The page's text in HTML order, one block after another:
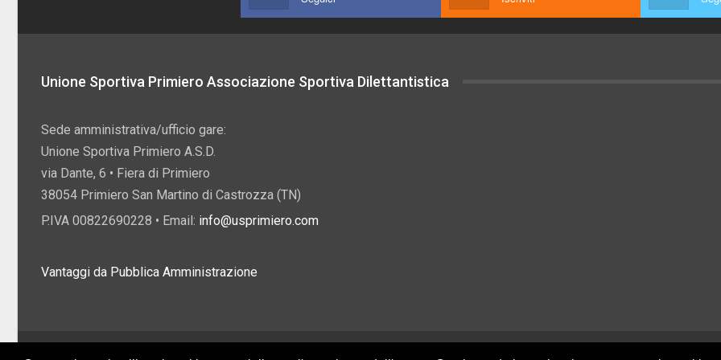
Unione Sportiva Primiero Associazione Sportiva Dilettantistica
Sede amministrativa/ufficio gare:
Unione Sportiva Primiero A.S.D.
via Dante, 6 • Fiera di Primiero
38054 Primiero San Martino di Castrozza (TN)
P.IVA 00822690228 • Email: info@usprimiero.com
Vantaggi da Pubblica Amministrazione